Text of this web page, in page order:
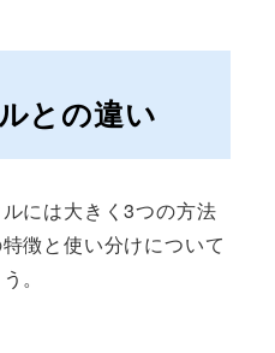
との違い
には大きく3つの方法
徴と使い分けについて
。